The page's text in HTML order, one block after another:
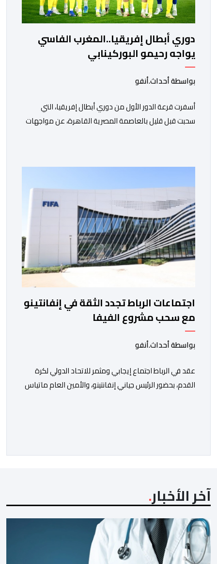
دوري أبطال إفريقيا..المغرب الفاسي
يواجه رحيمو البوركينابي
بواسطة أحداث.أنفو
أسفرت قرعة الدور الأول من دوري أبطال إفريقيا، التي
سحبت قبل قليل بالعاصمة المصرية القاهرة، عن مواجهات
نهضة بركان على موعد في هذا الدور مع الفائز من المباراة
الغامبي، حيث يطمح الفريق […]
اجتماعات الرباط تجدد الثقة في إنفانتينو
مع سحب مشروع الفيفا
بواسطة أحداث.أنفو
عقد في الرباط اجتماع إيجابي ومثمر للاتحاد الدولي لكرة
القدم، بحضور الرئيس جياني إنفانتينو، والأمين العام ماتياس
المسؤول الوحيد المباشر والمنتخب من قِبل 211 اتحادا […]
آخر الأخبار